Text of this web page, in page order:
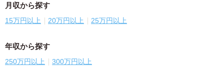
月収から探す
15万円以上 20万円以上 25万円以上
年収から探す
250万円以上 300万円以上